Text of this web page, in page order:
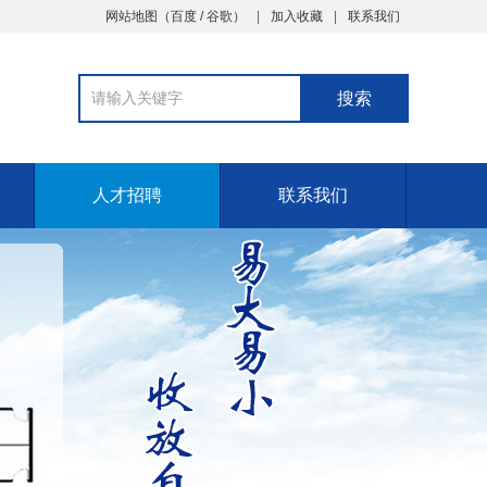
网站地图 （百度 /谷歌 ） 加入收藏 联系我们
人才招聘 联系我们